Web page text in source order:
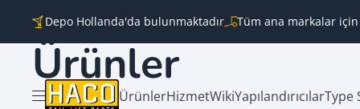
Depo Hollanda'da bulunmaktadır Tüm ana markalar
Menü aç
ÜrünlerHizmetWikiYapılandırıcılarType
Ürünler